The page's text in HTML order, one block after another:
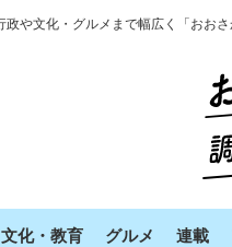
政や文化・グルメまで幅広く「おお
文化・教育 グルメ 連載